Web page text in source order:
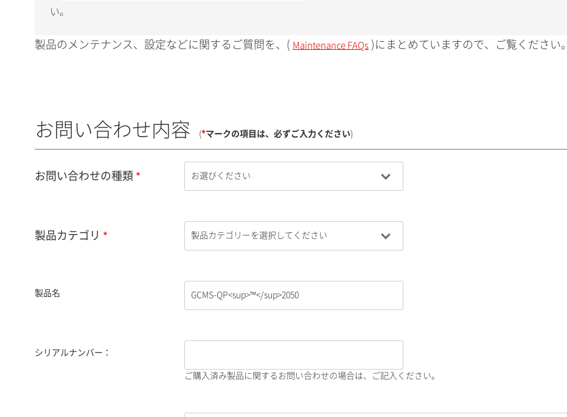
い。
製品のメンテナンス、設定などに関するご質問を、( Maintenance FAQs )にまとめていますので、ご覧ください。
お問い合わせ内容 (*マークの項目は、必ずご入力ください)
お問い合わせの種類
製品カテゴリ
製品名
シリアルナンバー：
ご購入済み製品に関するお問い合わせの場合は、ご記入ください。